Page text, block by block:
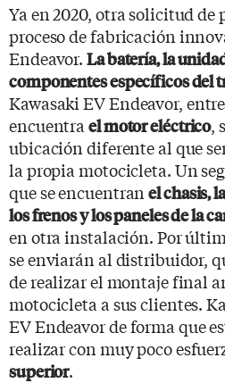
Ya en 2020, otra solicitud de
proceso de fabricación
Endeavor.La batería, la
componentes específicos del
Kawasaki EV Endeavor,
encuentrael motor eléctrico,
ubicación diferente al que
la propia motocicleta. Un
que se encuentranel chasis,
los frenos y los paneles de la
en otra instalación. Por
se enviarán al distribuidor,
de realizar el montaje final
motocicleta a sus clientes.
EV Endeavor de forma que
realizar con muy poco
superior.